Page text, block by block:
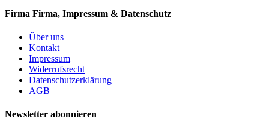
Firma Firma, Impressum & Datenschutz
Über uns
Kontakt
Impressum
Widerrufsrecht
Datenschutzerklärung
AGB
Newsletter abonnieren